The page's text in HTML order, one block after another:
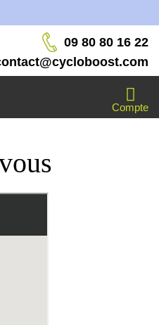
ateliers !
09 80 80 16 22
Compte